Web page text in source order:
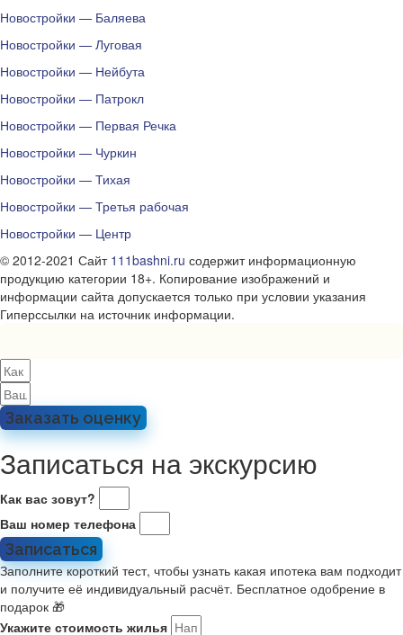
Новостройки — Баляева
Новостройки — Луговая
Новостройки — Нейбута
Новостройки — Патрокл
Новостройки — Первая Речка
Новостройки — Чуркин
Новостройки — Тихая
Новостройки — Третья рабочая
Новостройки — Центр
© 2012-2021 Сайт 111bashni.ru содержит информационную
продукцию категории 18+. Копирование изображений и
информации сайта допускается только при условии указания
Гиперссылки на источник информации.
Заказать оценку
Записаться на экскурсию
Как вас зовут?
Ваш номер телефона
Записаться
Заполните короткий тест, чтобы узнать какая ипотека вам подходит
и получите её индивидуальный расчёт. Бесплатное одобрение в
подарок 🎁
Укажите стоимость жилья